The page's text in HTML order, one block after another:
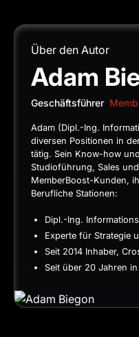
Über den Autor
Adam
Geschäftsführer
Adam (Dipl.-Ing.
diversen Positionen in
tätig. Sein Know-how
Studioführung, Sales
MemberBoost-Kunden,
Berufliche Stationen:
Dipl.-Ing.
Experte für Strategie
Seit 2014 Inhaber,
Seit über 20 Jahren